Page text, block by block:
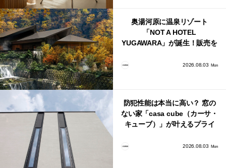
奥湯河原に温泉リゾート
「NOT A HOTEL
YUGAWARA」が誕生！販売を
2026.08.03 Mon
防犯性能は本当に高い？ 窓の
ない家「casa cube（カーサ・
キューブ）」が叶えるプライ
2026.08.03 Mon